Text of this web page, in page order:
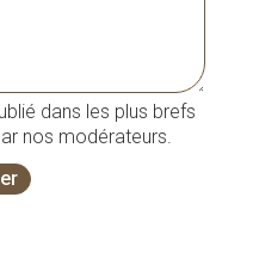
dans les plus brefs
nos modérateurs.